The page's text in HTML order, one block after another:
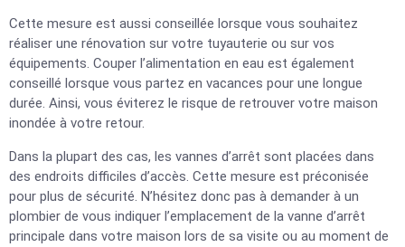
Cette mesure est aussi conseillée lorsque vous souhaitez
réaliser une rénovation sur votre tuyauterie ou sur vos
équipements. Couper l’alimentation en eau est également
conseillé lorsque vous partez en vacances pour une longue
durée. Ainsi, vous éviterez le risque de retrouver votre maison
inondée à votre retour.
Dans la plupart des cas, les vannes d’arrêt sont placées dans
des endroits difficiles d’accès. Cette mesure est préconisée
pour plus de sécurité. N’hésitez donc pas à demander à un
plombier de vous indiquer l’emplacement de la vanne d’arrêt
principale dans votre maison lors de sa visite ou au moment de